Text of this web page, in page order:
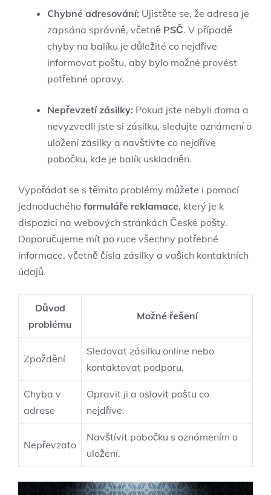
Chybné adresování: Ujistěte se, že adresa je
zapsána správně, včetně PSČ. V případě
chyby na balíku je důležité co nejdříve
informovat poštu, aby bylo možné provést
potřebné opravy.
Nepřevzetí zásilky: Pokud jste nebyli doma a
nevyzvedli jste si zásilku, sledujte oznámení o
uložení zásilky a navštivte co nejdříve
pobočku, kde je balík uskladněn.
Vypořádat se s těmito problémy můžete i pomocí
jednoduchého formuláře reklamace, který je k
dispozici na webových stránkách České pošty.
Doporučujeme mít po ruce všechny potřebné
informace, včetně čísla zásilky a vašich kontaktních
údajů.
Důvod
problému
Možné řešení
Zpoždění
Sledovat zásilku online nebo
kontaktovat podporu.
Chyba v
adrese
Opravit ji a oslovit poštu co
nejdříve.
Nepřevzato
Navštívit pobočku s oznámením o
uložení.